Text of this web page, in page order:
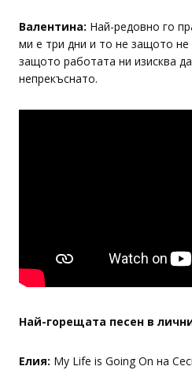
Валентина: Най-редовно го
ми е три дни и то не защото
защото работата ни изисква
непрекъснато.
Най-горещата песен в
Елия: My Life is Going On на